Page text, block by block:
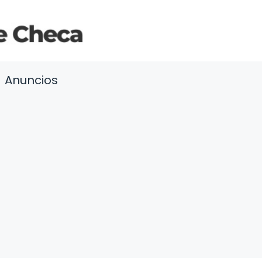
Anuncios